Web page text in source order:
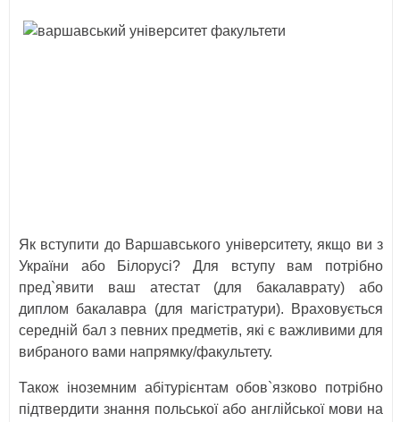
Як вступити до Варшавського університету, якщо ви з
України або Білорусі? Для вступу вам потрібно
пред`явити ваш атестат (для бакалаврату) або
диплом бакалавра (для магістратури). Враховується
середній бал з певних предметів, які є важливими для
вибраного вами напрямку/факультету.
Також іноземним абітурієнтам обов`язково потрібно
підтвердити знання польської або англійської мови на